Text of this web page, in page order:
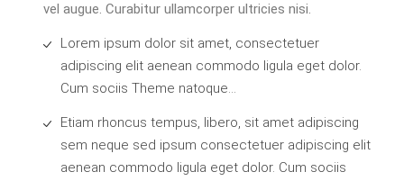
vel augue. Curabitur ullamcorper ultricies nisi.
Lorem ipsum dolor sit amet, consectetuer
adipiscing elit aenean commodo ligula eget dolor.
Cum sociis Theme natoque...
Etiam rhoncus tempus, libero, sit amet adipiscing
sem neque sed ipsum consectetuer adipiscing elit
aenean commodo ligula eget dolor. Cum sociis